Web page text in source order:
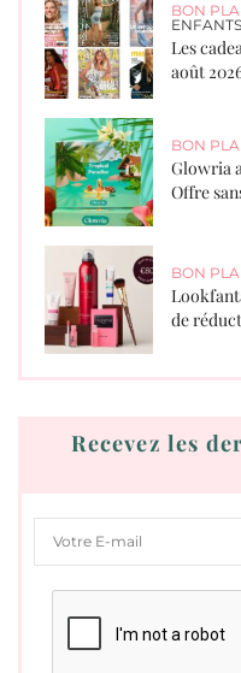
BON
ENFANTS
Les
août
BON
Glowria
Offre
BON
de
Recevez les